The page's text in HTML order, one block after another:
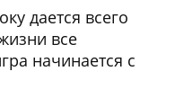
дается всего
все
начинается с